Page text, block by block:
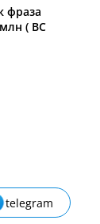
фраза
( ВС
telegram